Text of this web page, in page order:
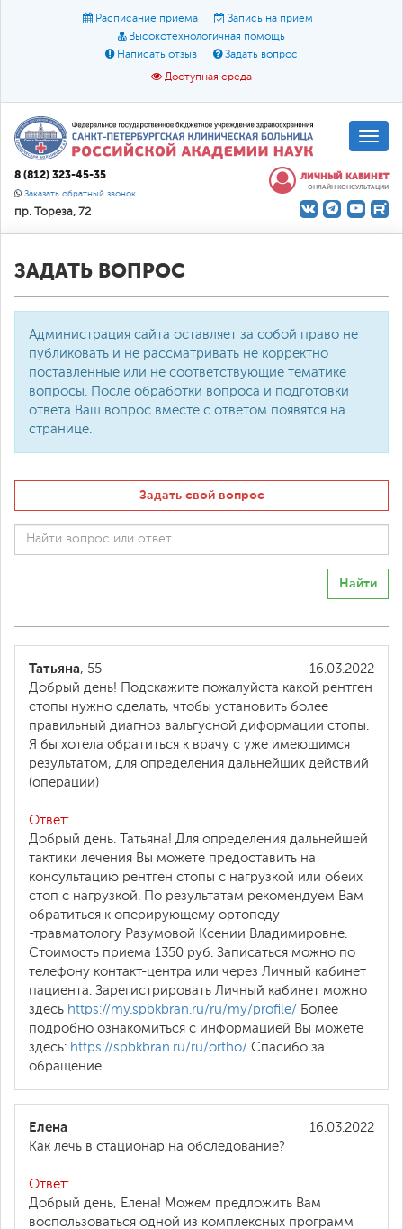
Расписание приема
Запись на прием
Высокотехнологичная помощь
Написать отзыв
Задать вопрос
Доступная среда
Размер шрифта: A A A
Цвет:
О доступной среде
8 (812) 323-45-35
Заказать обратный звонок
пр. Тореза, 72
ЛИЧНЫЙ КАБИНЕТ
ОНЛАЙН КОНСУЛЬТАЦИИ
ЗАДАТЬ ВОПРОС
Администрация сайта оставляет за собой право не
публиковать и не рассматривать не корректно
поставленные или не соответствующие тематике
вопросы. После обработки вопроса и подготовки
ответа Ваш вопрос вместе с ответом появятся на
странице.
Задать свой вопрос
Найти
16.03.2022
Татьяна, 55
Добрый день! Подскажите пожалуйста какой рентген
стопы нужно сделать, чтобы установить более
правильный диагноз вальгусной диформации стопы.
Я бы хотела обратиться к врачу с уже имеющимся
результатом, для определения дальнейших действий
(операции)
Ответ:
Добрый день. Татьяна! Для определения дальнейшей
тактики лечения Вы можете предоставить на
консультацию рентген стопы с нагрузкой или обеих
стоп с нагрузкой. По результатам рекомендуем Вам
обратиться к оперирующему ортопеду
-травматологу Разумовой Ксении Владимировне.
Стоимость приема 1350 руб. Записаться можно по
телефону контакт-центра или через Личный кабинет
пациента. Зарегистрировать Личный кабинет можно
здесь https://my.spbkbran.ru/ru/my/profile/ Более
подробно ознакомиться с информацией Вы можете
здесь: https://spbkbran.ru/ru/ortho/ Спасибо за
обращение.
16.03.2022
Елена
Как лечь в стационар на обследование?
Ответ:
Добрый день, Елена! Можем предложить Вам
воспользоваться одной из комплексных программ